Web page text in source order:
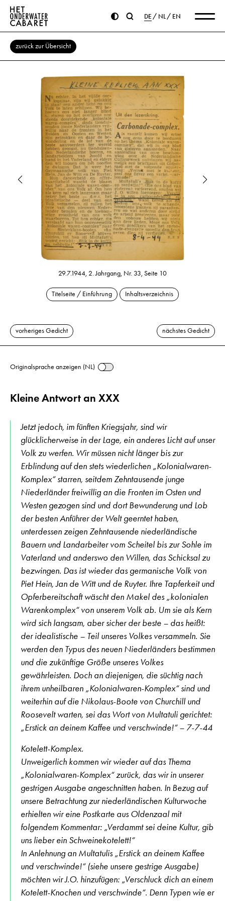
DE NL EN
zurück zur Übersicht
29.7.1944, 2. Jahrgang, Nr. 33, Seite 10
Titelseite / Einführung Inhaltsverzeichnis
vorheriges Gedicht nächstes Gedicht
Originalsprache anzeigen (NL)
Kleine Antwort an XXX
Jetzt jedoch, im fünften Kriegsjahr, sind wir
glücklicherweise in der Lage, ein anderes Licht auf unser
Volk zu werfen. Wir müssen nicht länger bis zur
Erblindung auf den stets wiederlichen „Kolonialwaren-
Komplex“ starren, seitdem Zehntausende junge
Niederländer freiwillig an die Fronten im Osten und
Westen gezogen sind und dort Bewunderung und Lob
der besten Anführer der Welt geerntet haben,
unterdessen zeigen Zehntausende niederländische
Bauern und Landarbeiter vom Scheitel bis zur Sohle im
Vaterland und anderswo den Willen, das Schicksal zu
bezwingen. Das ist wieder das germanische Volk von
Piet Hein, Jan de Witt und de Ruyter. Ihre Tapferkeit und
Opferbereitschaft wäscht den Makel des „kolonialen
Warenkomplex“ von unserem Volk ab. Um sie als Kern
wird sich langsam, aber sicher der beste – das heißt:
der idealistische – Teil unseres Volkes versammeln. Sie
werden den Typus des neuen Niederländers bestimmen
und die zukünftige Größe unseres Volkes
gewährleisten. Doch an diejenigen, die süchtig nach
ihrem unheilbaren „Kolonialwaren-Komplex“ sind und
weiterhin auf die Nikolaus-Boote von Churchill und
Roosevelt warten, sei das Wort von Multatuli gerichtet:
„Erstick an deinem Kaffee und verschwinde!“ – 7-7-44
Kotelett-Komplex.
Unweigerlich kommen wir wieder auf das Thema
„Kolonialwaren-Komplex“ zurück, das wir in unserer
gestrigen Ausgabe angeschnitten haben. In Bezug auf
unsere Betrachtung zur niederländischen Kulturwoche
erhielten wir eine Postkarte aus Oldenzaal mit
folgendem Kommentar: „Verdammt sei deine Kultur, gib
uns lieber ein Schweinekotelett!“
In Anlehnung an Multatulis „Erstick an deinem Kaffee
und verschwinde!“ (siehe unsere gestrige Ausgabe)
möchten wir J.O. hinzufügen: „Verschluck dich an einem
Kotelett-Knochen und verschwinde“. Denn Typen wie er